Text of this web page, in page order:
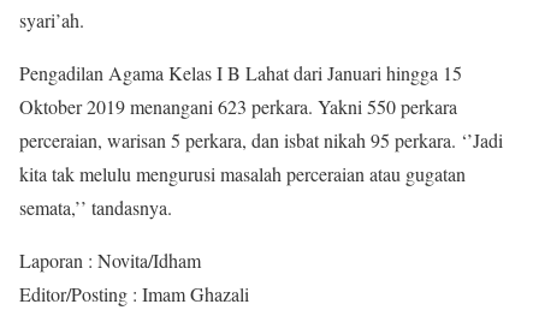
syari’ah.
Pengadilan Agama Kelas I B Lahat dari Januari hingga 15
Oktober 2019 menangani 623 perkara. Yakni 550 perkara
perceraian, warisan 5 perkara, dan isbat nikah 95 perkara. ‘’Jadi
kita tak melulu mengurusi masalah perceraian atau gugatan
semata,’’ tandasnya.
Laporan : Novita/Idham
Editor/Posting : Imam Ghazali